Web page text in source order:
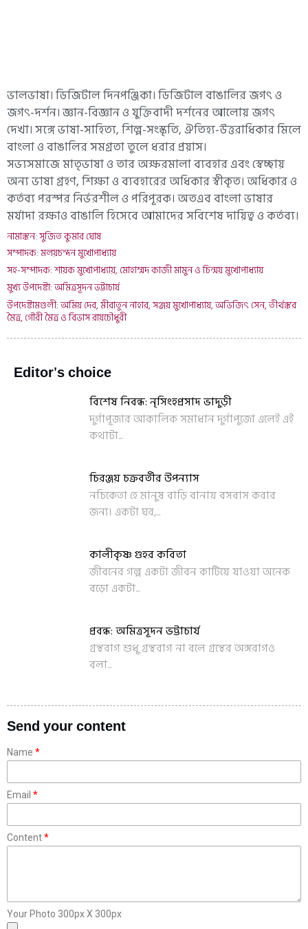
ভালভাষা। ডিজিটাল দিনপঞ্জিকা। ডিজিটাল বাঙালির জগৎ ও
জগৎ-দর্শন। জ্ঞান-বিজ্ঞান ও যুক্তিবাদী দর্শনের আলোয় জগৎ
দেখা। সঙ্গে ভাষা-সাহিত্য, শিল্প-সংস্কৃতি, ঐতিহ্য-উত্তরাধিকার মিলে
বাংলা ও বাঙালির সমগ্রতা তুলে ধরার প্রয়াস।
সভ্যসমাজে মাতৃভাষা ও তার অক্ষরমালা ব্যবহার এবং স্বেচ্ছায়
অন্য ভাষা গ্রহণ, শিক্ষা ও ব্যবহারের অধিকার স্বীকৃত। অধিকার ও
কর্তব্য পরস্পর নির্ভরশীল ও পরিপূরক। অতএব বাংলা ভাষার
মর্যাদা রক্ষাও বাঙালি হিসেবে আমাদের সবিশেষ দায়িত্ব ও কর্তব্য।
নামাঙ্কন: সুজিত কুমার ঘোষ
সম্পাদক: মলয়চন্দন মুখোপাধ্যায়
সহ-সম্পাদক: শায়ক মুখোপাধ্যায়, মোহাম্মদ কাজী মামুন ও চিন্ময় মুখোপাধ্যায়
মুখ্য উপদেষ্টা: অমিত্রসূদন ভট্টাচার্য
উপদেষ্টামণ্ডলী: অমিয় দেব, মীরাতুন নাহার, সঞ্জয় মুখোপাধ্যায়, অভিজিৎ সেন, তীর্থঙ্কর
মৈত্র, গৌরী মৈত্র ও বিভাস রায়চৌধুরী
Editor's choice
বিশেষ নিবন্ধ: নৃসিংহপ্রসাদ ভাদুড়ী
দুর্গাপূজার আকালিক সমাধান দুর্গাপুজো এলেই এই
কথাটা...
চিরঞ্জয় চক্রবর্তীর উপন্যাস
নচিকেতা হে মানুষ বাড়ি বানায় বসবাস করার
জন্য। একটা ঘর,...
কালীকৃষ্ণ গুহর কবিতা
জীবনের গল্প একটা জীবন কাটিয়ে যাওয়া অনেক
বড়ো একটা...
প্রবন্ধ: অমিত্রসূদন ভট্টাচার্য
গ্রন্থরাগ শুধু গ্রন্থরাগ না বলে গ্রন্থের অঙ্গরাগও
বলা...
Send your content
Name
Email
Content
Your Photo 300px X 300px